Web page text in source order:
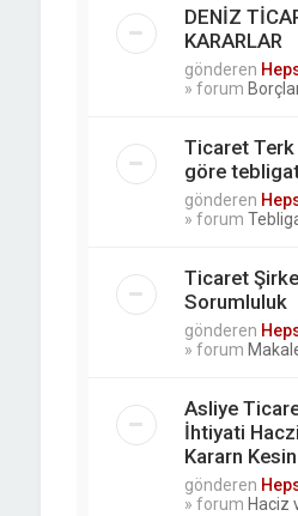
DENİZ
KARARLAR
gönderen
» forum
Ticaret Terk
göre
gönderen
» forum
Ticaret
Sorumluluk
gönderen
» forum
Asliye
İhtiyati
Kararn
gönderen
» forum Haciz